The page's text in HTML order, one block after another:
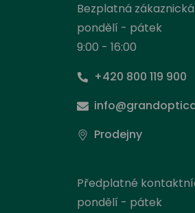
Bezplatná
pondělí - pátek
9:00 - 16:00
+420 800 119 900
Prodejny
Předplatné
pondělí - pátek